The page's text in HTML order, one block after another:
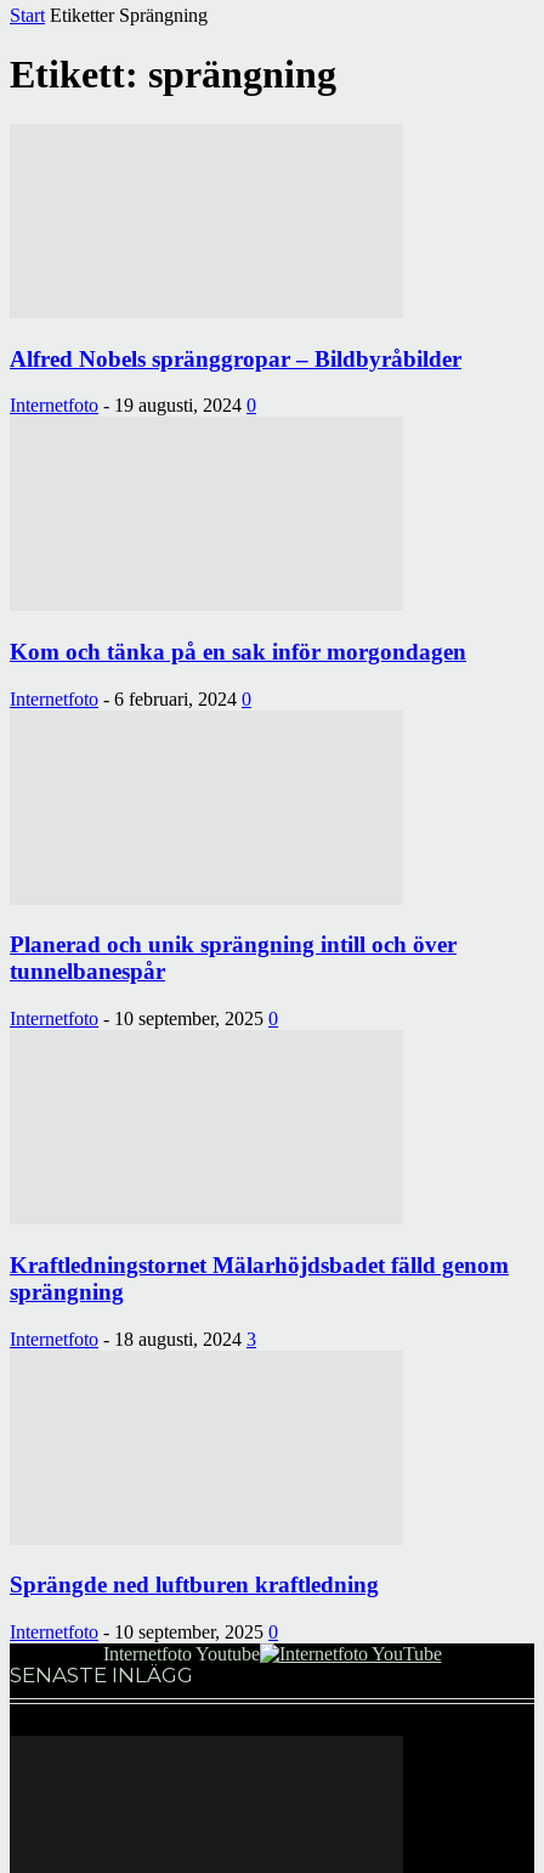
Start Etiketter Sprängning
Etikett: sprängning
Alfred Nobels spränggropar – Bildbyråbilder
Internetfoto - 19 augusti, 2024 0
Kom och tänka på en sak inför morgondagen
Internetfoto - 6 februari, 2024 0
Planerad och unik sprängning intill och över
tunnelbanespår
Internetfoto - 10 september, 2025 0
Kraftledningstornet Mälarhöjdsbadet fälld genom
sprängning
Internetfoto - 18 augusti, 2024 3
Sprängde ned luftburen kraftledning
Internetfoto - 10 september, 2025 0
Internetfoto Youtube
SENASTE INLÄGG